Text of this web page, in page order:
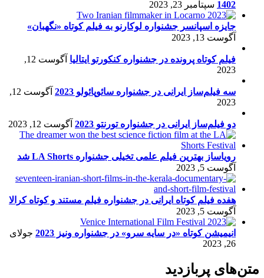
1402 سپتامبر 23, 2023
جایزه اسپانسر جشنواره لوکارنو به فیلم کوتاه «نگهبان»
آگوست 13, 2023
فیلم کوتاه پرونده در جشنواره کنکورتو ایتالیا
آگوست 12,
2023
سه فیلم‌ساز ایرانی در جشنواره سائوپائولو 2023
آگوست 12,
2023
دو فیلم‌ساز ایرانی در جشنواره تورنتو 2023 آگوست 12, 2023
رویاساز بهترین فیلم علمی تخیلی جشنواره LA Shorts شد
آگوست 5, 2023
هفده فیلم کوتاه ایرانی در جشنواره فیلم مستند و کوتاه کرالا
آگوست 5, 2023
انیمیشن کوتاه «در سایه سرو» در جشنواره ونیز 2023
جولای
26, 2023
متن‌های پربازدید